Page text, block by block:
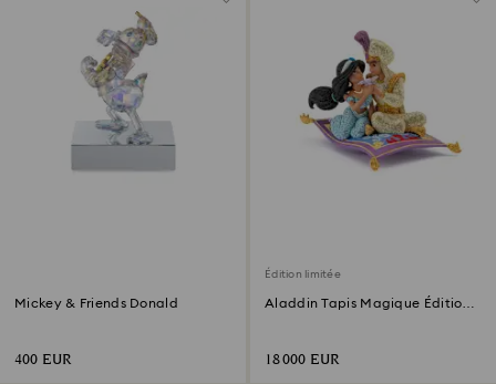
Mickey & Friends Donald
400 EUR
Édition limitée
Aladdin Tapis Magique Édition
18 000 EUR